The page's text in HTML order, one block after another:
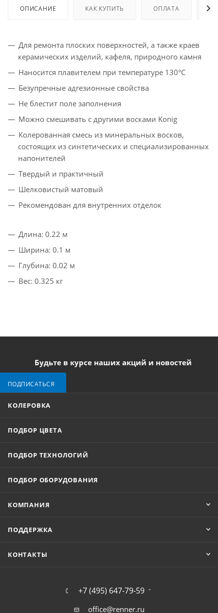
ОПИСАНИЕ КАК КУПИТЬ ОПЛАТА
Для ремонта плоских поверхностей, а также краев
керамических изделий, кафеля, природного камня
Наносится плавителем при температуре 130°С
Безупречные адгезионные свойства
Не блестит поле заполнения
Можно смешивать с другими восками Konig
Колерованная смесь из минеральных восков,
состоящих из синтетических и специализированных
напонителей
Твердый и практичный
Шелковистый матовый
Рекомендован для внутренних отделок
Длина: 0.22 м
Ширина: 0.1 м
Глубина: 0.02 м
Вес: 0.325 кг
Будьте в курсе наших акций и новостей
ПОДПИСАТЬСЯ
КОЛЕРОВКА
ПОДБОР ЦВЕТА
ПОДБОР ТЕХНОЛОГИЙ
ПОДБОР ОБОРУДОВАНИЯ
КОМПАНИЯ
ПОДДЕРЖКА
КОНТАКТЫ
+7 (495) 647-79-59
office@renner.ru